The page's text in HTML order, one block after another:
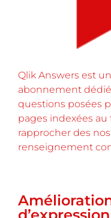
Qlik Answers est
abonnement
questions posées
pages indexées au
rapprocher des
renseignement